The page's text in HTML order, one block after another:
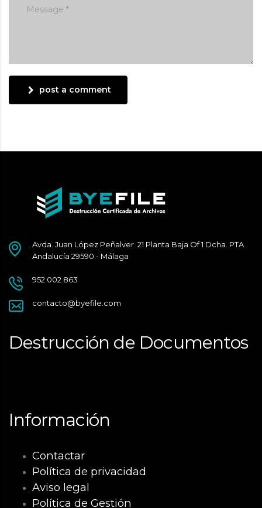
post a comment
Avda. Juan López Peñalver. 21 Planta Baja Of 1 Dcha. PTA
Andalucía 29590.- Málaga
952 002 863
contacto@byefile.com
Destrucción de Documentos
Información
Contactar
Política de privacidad
Aviso legal
Política de Gestión